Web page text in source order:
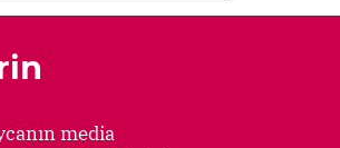
media